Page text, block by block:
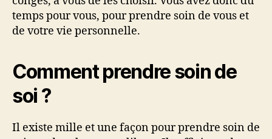
temps pour vous, pour prendre soin de vous et
de votre vie personnelle.
Comment prendre soin de
soi ?
Il existe mille et une façon pour prendre soin de